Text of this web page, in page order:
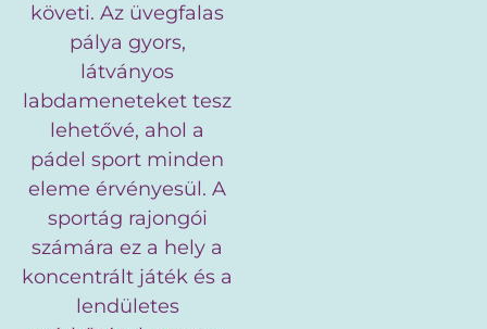
követi. Az üvegfalas
pálya gyors,
látványos
labdameneteket tesz
lehetővé, ahol a
pádel sport minden
eleme érvényesül. A
sportág rajongói
számára ez a hely a
koncentrált játék és a
lendületes